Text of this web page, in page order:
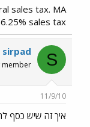
sales tax. MA
sales tax
S
sirpad
member
11/9/10
איך זה שיש כסף